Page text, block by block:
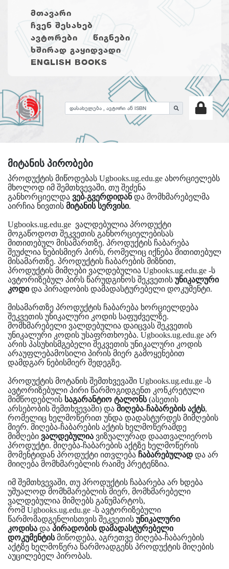
ᲛᲗᲐᲕᲐᲠᲘ
ᲩᲕᲔᲜ ᲨᲔᲡᲐᲮᲔᲑ
ᲐᲕᲢᲝᲠᲔᲑᲘ
ᲬᲘᲒᲜᲔᲑᲘ
ᲮᲨᲘᲠᲐᲓ ᲒᲐᲧᲘᲓᲕᲐᲓᲘ
ENGLISH BOOKS
მიტანის პირობები
პროდუქტის მიწოდებას Ugbooks.ug.edu.ge ახორციელებს
მხოლოდ იმ შემთხვევაში, თუ შეძენა
განხორციელდა ვებ-გვერდიდანდა მომხმარებელმა
აირჩია ნივთის მიტანის სერვისი.
Ugbooks.ug.edu.ge ვალდებულია პროდუქტი
მოგაწოდოთ შეკვეთის განხორციელებისას
მითითებულ მისამართზე. პროდუქტის ჩაბარება
შეუძლია ნებისმიერ პირს, რომელიც იქნება მითითებულ
მისამართზე. პროდუქტის ჩაბარების მიზნით,
პროდუქტის მიმღები ვალდებულია Ugbooks.ug.edu.ge -ს
ავტორიზებულ პირს წარუდგინოს შეკვეთის უნიკალური
კოდიდა პირადობის დამადასტურებელი დოკუმენტი.
მისამართზე პროდუქტის ჩაბარება ხორციელდება
შეკვეთის უნიკალური კოდის საფუძველზე.
მომხმარებელი ვალდებულია დაიცვას შეკვეთის
უნიკალური კოდის უსაფრთხოება. Ugbooks.ug.edu.ge არ
არის პასუხისმგებელი შეკვეთის უნიკალური კოდის
არაუფლებამოსილი პირის მიერ გამოყენებით
დამდგარ ნებისმიერ შედეგზე.
პროდუქტის მოტანის შემთხვევაში Ugbooks.ug.edu.ge -ს
ავტორიზებული პირი წარმოგიდგენთ კონკრეტული
მიმწოდებლის საგარანტიო ტალონს(ასეთის
არსებობის შემთხვევაში) და მიღება-ჩაბარების აქტს,
რომელიც ხელმოწერით უნდა დადასტურდეს მიმღების
მიერ. მიღება-ჩაბარების აქტის ხელმოწერამდე
მიმღები ვალდებულია ვიზუალურად დაათვალიეროს
პროდუქტი. მიღება-ჩაბარების აქტზე ხელმოწერის
მომენტიდან პროდუქტი ითვლება ჩაბარებულად და არ
მიიღება მომხმარებლის რაიმე პრეტენზია.
იმ შემთხვევაში, თუ პროდუქტის ჩაბარება არ ხდება
უშუალოდ მომხმარებლის მიერ, მომხმარებელი
ვალდებულია მიმღებს განუმარტოს,
რომ Ugbooks.ug.edu.ge -ს ავტორიზებული
წარმომადგენლისთვის შეკვეთის უნიკალური
კოდისა და პირადობის დამადასტურებელი
დოკუმენტისმიწოდება, აგრეთვე მიღება-ჩაბარების
აქტზე ხელმოწერა წარმოადგენს პროდუქტის მიღების
აუცილებელ პირობას.